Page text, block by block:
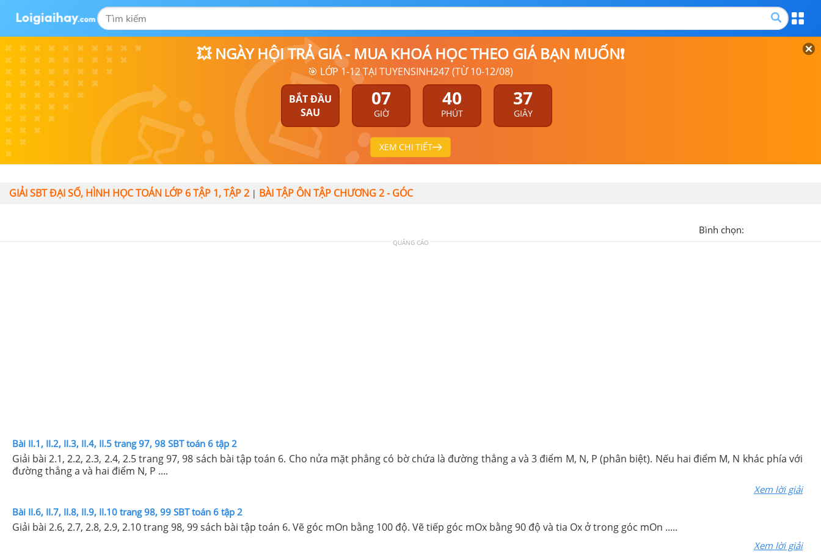
💥 NGÀY HỘI TRẢ GIÁ - MUA KHOÁ HỌC THEO GIÁ BẠN MUỐN❗
🎯 LỚP 1-12 TẠI TUYENSINH247 (TỪ 10-12/08)
BẮT ĐẦU
SAU
07
GIỜ
40
PHÚT
36
GIÂY
XEM CHI TIẾT
GIẢI SBT ĐẠI SỐ, HÌNH HỌC TOÁN LỚP 6 TẬP 1, TẬP 2 | BÀI TẬP ÔN TẬP CHƯƠNG 2 - GÓC
Bình chọn:
QUẢNG CÁO
Bài II.1, II.2, II.3, II.4, II.5 trang 97, 98 SBT toán 6 tập 2
Giải bài 2.1, 2.2, 2.3, 2.4, 2.5 trang 97, 98 sách bài tập toán 6. Cho nửa mặt phẳng có bờ chứa là đường thẳng a và 3 điểm M, N, P (phân biệt). Nếu hai điểm M, N khác phía với
đường thẳng a và hai điểm N, P ....
Xem lời giải
Bài II.6, II.7, II.8, II.9, II.10 trang 98, 99 SBT toán 6 tập 2
Giải bài 2.6, 2.7, 2.8, 2.9, 2.10 trang 98, 99 sách bài tập toán 6. Vẽ góc mOn bằng 100 độ. Vẽ tiếp góc mOx bằng 90 độ và tia Ox ở trong góc mOn .....
Xem lời giải